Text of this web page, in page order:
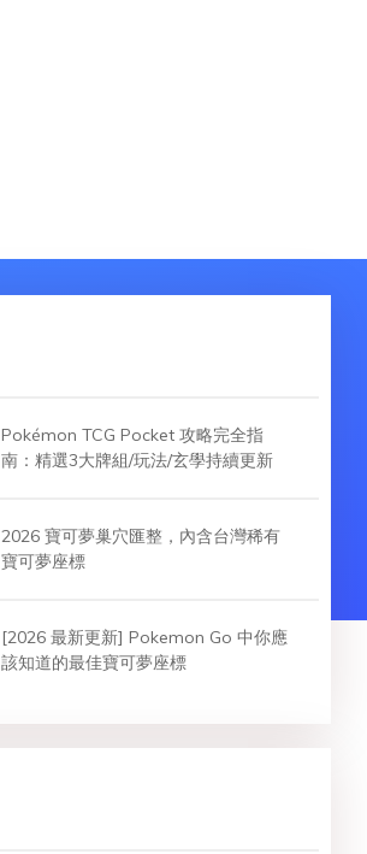
Pokémon TCG Pocket 攻略完全指
南：精選3大牌組/玩法/玄學持續更新
2026 寶可夢巢穴匯整，內含台灣稀有
寶可夢座標
[2026 最新更新] Pokemon Go 中你應
該知道的最佳寶可夢座標